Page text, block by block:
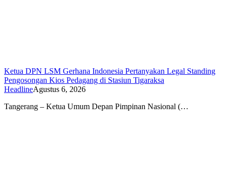
Ketua DPN LSM Gerhana Indonesia Pertanyakan Legal Standing
Pengosongan Kios Pedagang di Stasiun Tigaraksa
HeadlineAgustus 6, 2026
Tangerang – Ketua Umum Depan Pimpinan Nasional (…